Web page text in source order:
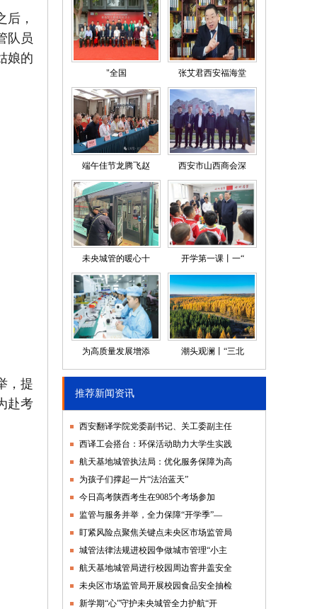
，
队员
娘的
，提
赴考
"全国 张艾君西安福海堂
端午佳节龙腾飞赵 西安市山西商会深
未央城管的暖心十 开学第一课丨一“
为高质量发展增添 潮头观澜丨“三北
推荐新闻资讯
西安翻译学院党委副书记、关工委副主任
西译工会搭台：环保活动助力大学生实践
航天基地城管执法局：优化服务保障为高
为孩子们撑起一片“法治蓝天”
今日高考陕西考生在9085个考场参加
监管与服务并举，全力保障“开学季”—
盯紧风险点聚焦关键点未央区市场监管局
城管法律法规进校园争做城市管理“小主
航天基地城管局进行校园周边窨井盖安全
未央区市场监管局开展校园食品安全抽检
新学期“心”守护未央城管全力护航“开